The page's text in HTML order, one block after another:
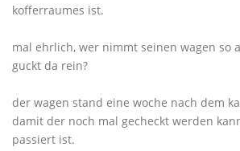
kofferraumes ist.
mal ehrlich, wer nimmt seinen wagen so
guckt da rein?
der wagen stand eine woche nach dem
damit der noch mal gecheckt werden
passiert ist.